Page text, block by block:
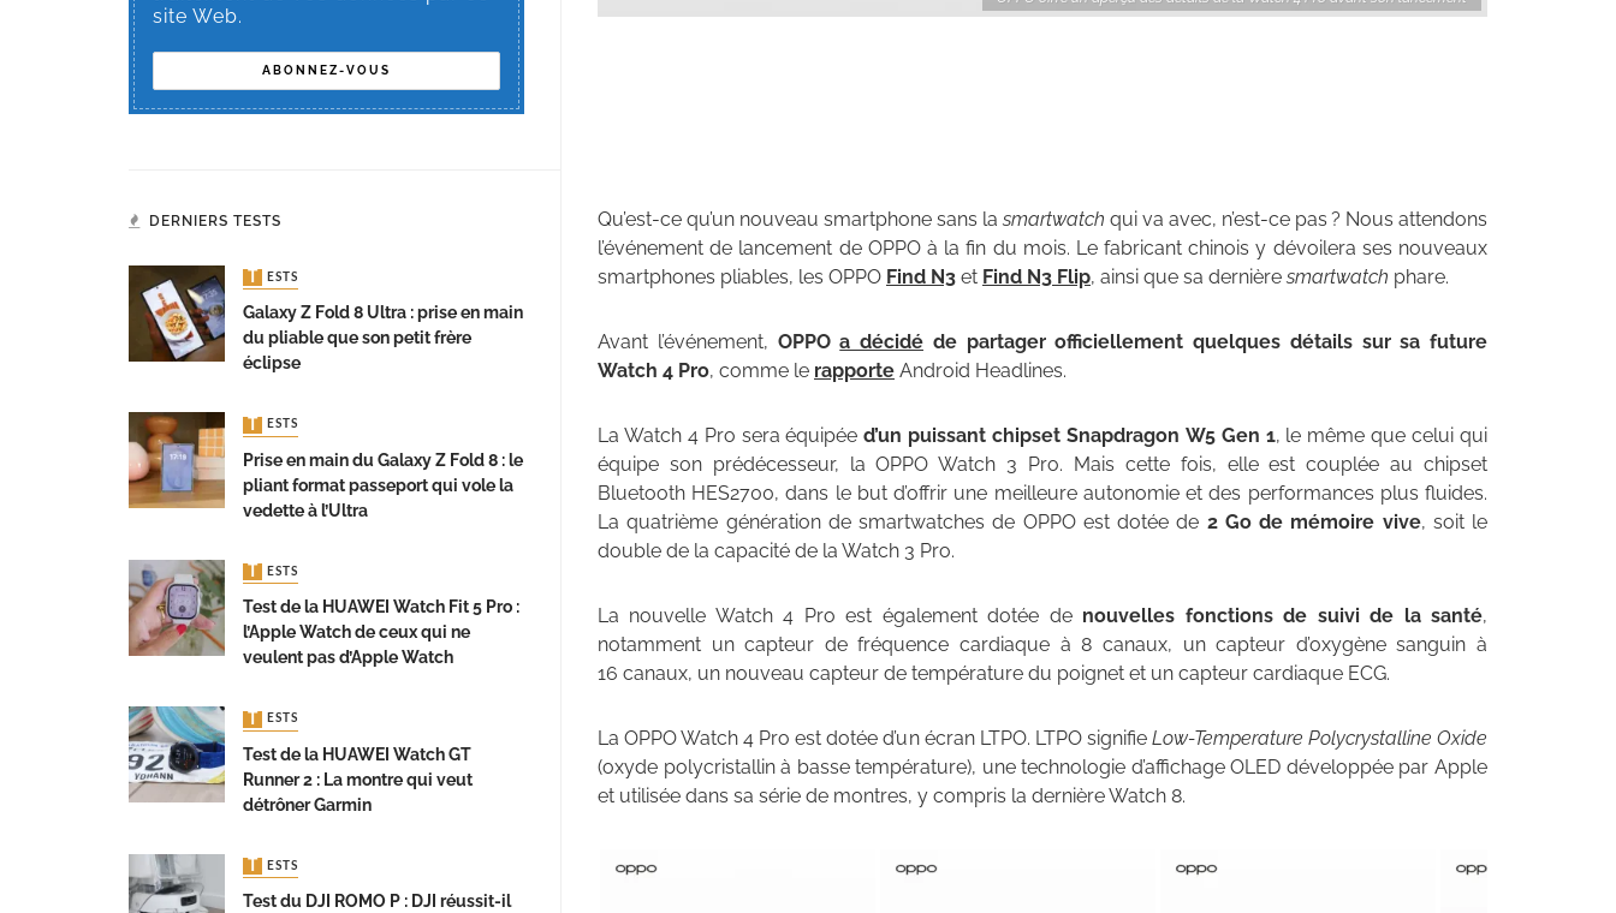
Qu’est-ce qu’un nouveau smartphone sans la smartwatch qui va avec, n’est-ce pas ? Nous attendons
l’événement de lancement de OPPO à la fin du mois. Le fabricant chinois y dévoilera ses nouveaux
smartphones pliables, les OPPO Find N3 et Find N3 Flip, ainsi que sa dernière smartwatch phare.
Avant l’événement, OPPOa décidé de partager officiellement quelques détails sur sa future
Watch 4 Pro, comme le rapporte Android Headlines.
La Watch 4 Pro sera équipéed’un puissant chipset Snapdragon W5 Gen 1, le même que celui qui
équipe son prédécesseur, la OPPO Watch 3 Pro. Mais cette fois, elle est couplée au chipset
Bluetooth HES2700, dans le but d’offrir une meilleure autonomie et des performances plus fluides.
La quatrième génération de smartwatches de OPPO est dotée de 2 Go de mémoire vive, soit le
double de la capacité de la Watch 3 Pro.
La nouvelle Watch 4 Pro est également dotée de nouvelles fonctions de suivi de la santé,
notamment un capteur de fréquence cardiaque à 8 canaux, un capteur d’oxygène sanguin à
16 canaux, un nouveau capteur de température du poignet et un capteur cardiaque ECG.
La OPPO Watch 4 Pro est dotée d’un écran LTPO. LTPO signifie Low-Temperature Polycrystalline Oxide
(oxyde polycristallin à basse température), une technologie d’affichage OLED développée par Apple
et utilisée dans sa série de montres, y compris la dernière Watch 8.
site Web.
DERNIERS TESTS
TESTS
Galaxy Z Fold 8 Ultra : prise en main
du pliable que son petit frère
éclipse
TESTS
Prise en main du Galaxy Z Fold 8 : le
pliant format passeport qui vole la
vedette à l’Ultra
TESTS
Test de la HUAWEI Watch Fit 5 Pro :
l’Apple Watch de ceux qui ne
veulent pas d’Apple Watch
TESTS
Test de la HUAWEI Watch GT
Runner 2 : La montre qui veut
détrôner Garmin
TESTS
Test du DJI ROMO P : DJI réussit-il